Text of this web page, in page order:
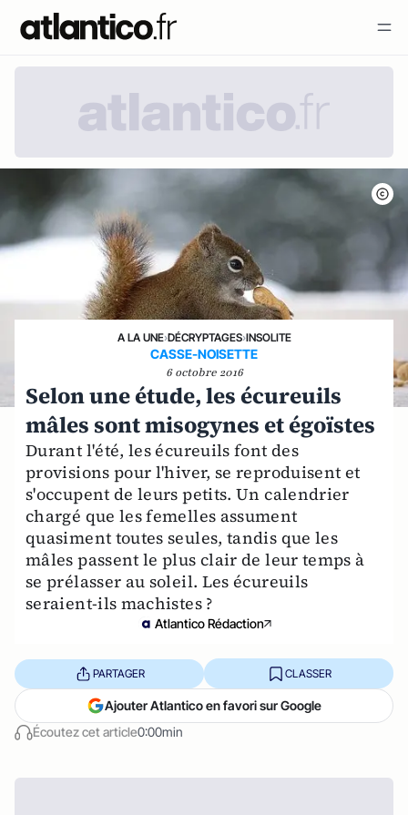
A LA UNE›DÉCRYPTAGES›INSOLITE
CASSE-NOISETTE
6 octobre 2016
Selon une étude, les écureuils
mâles sont misogynes et égoïstes
Durant l'été, les écureuils font des
provisions pour l'hiver, se reproduisent et
s'occupent de leurs petits. Un calendrier
chargé que les femelles assument
quasiment toutes seules, tandis que les
mâles passent le plus clair de leur temps à
se prélasser au soleil. Les écureuils
seraient-ils machistes ?
Atlantico Rédaction
Écoutez cet article0:00min
PARTAGER CLASSER
Ajouter Atlantico en favori sur Google